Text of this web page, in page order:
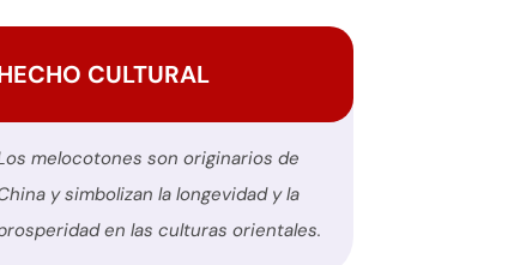
CULTURAL
melocotones son originarios de
y simbolizan la longevidad y la
en las culturas orientales.